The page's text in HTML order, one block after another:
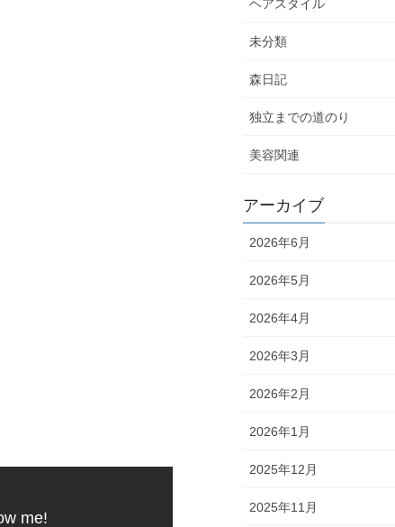
me!
ヘアスタイル
未分類
森日記
独立までの道のり
美容関連
アーカイブ
2026年6月
2026年5月
2026年4月
2026年3月
2026年2月
2026年1月
2025年12月
2025年11月